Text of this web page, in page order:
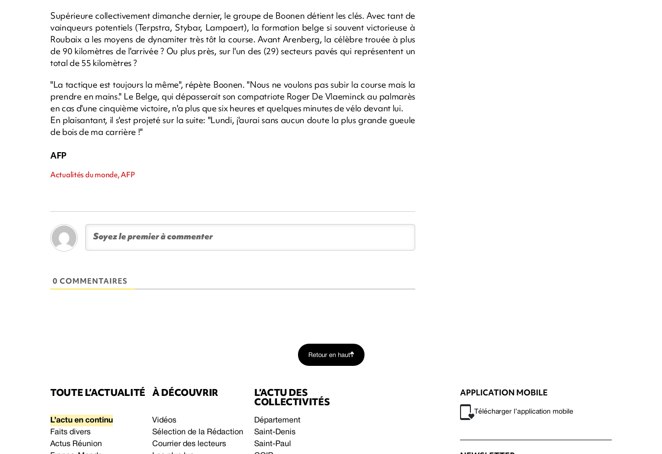
Supérieure collectivement dimanche dernier, le groupe de Boonen détient les clés. Avec tant de
vainqueurs potentiels (Terpstra, Stybar, Lampaert), la formation belge si souvent victorieuse à
Roubaix a les moyens de dynamiter très tôt la course. Avant Arenberg, la célèbre trouée à plus
de 90 kilomètres de l'arrivée ? Ou plus près, sur l'un des (29) secteurs pavés qui représentent un
total de 55 kilomètres ?
"La tactique est toujours la même", répète Boonen. "Nous ne voulons pas subir la course mais la
prendre en mains." Le Belge, qui dépasserait son compatriote Roger De Vlaeminck au palmarès
en cas d'une cinquième victoire, n'a plus que six heures et quelques minutes de vélo devant lui.
En plaisantant, il s'est projeté sur la suite: "Lundi, j'aurai sans aucun doute la plus grande gueule
de bois de ma carrière !"
AFP
Actualités du monde, AFP
0 COMMENTAIRES
Retour en haut
TOUTE L’ACTUALITÉ
L’actu en continu
Faits divers
Actus Réunion
À DÉCOUVRIR
Vidéos
Sélection de la Rédaction
Courrier des lecteurs
L’ACTU DES
COLLECTIVITÉS
Département
Saint-Denis
Saint-Paul
APPLICATION MOBILE
Télécharger l’application mobile